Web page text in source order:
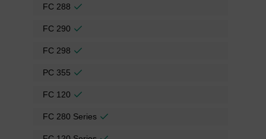
FC 288
FC 290
FC 298
PC 355
FC 120
FC 280 Series